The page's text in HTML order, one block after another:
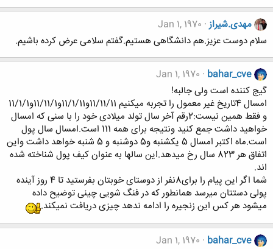
مهدی.شیراز Jan 1, 1970
سلام دوست عزیز.هم دانشگاهی هستیم.گفتم سلامی عرض کرده باشیم.
bahar_cve
Jan 1, 1970
گیج کننده است ولی جالبه!
امسال 4تاریخ غیر معمول را تجربه میکنیم 11/11/11و11/1/11و11/11/1و11/1/1
و فقط همین نیست:2رقم آخر سال تولد میلادی خود را با سنی که امسال
خواهید داشت جمع کنید ونتیجه برای همه 111 است.امسال سال پول
است.ماه اکتبر امسال 5 یکشنبه و5 دوشنبه و 5 شنبه خواهد داشت واین
اتفاق هر 823 سال رخ میدهد.این سالها به عنوان کیف پول شناخته شده
اند.
شما اگر این پیام را برای8نفر از دوستای خوبتان بفرستید تا 4 روز آینده
پولی دستتان میرسد همانطور که در فنگ شویی چینی توضیح داده
میشود هر کس این زنجیره را ادامه ندهد چیزی دریافت نمیکند.
bahar_cve
Jan 1, 1970